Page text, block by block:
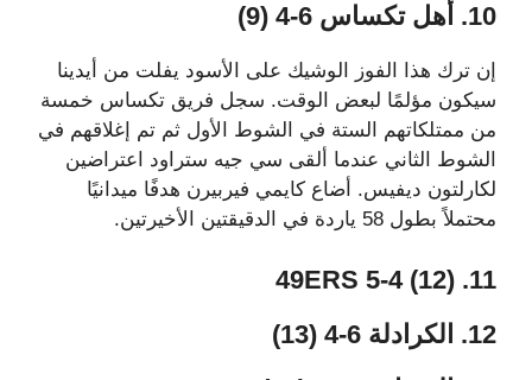
10. أهل تكساس 6-4 (9)
إن ترك هذا الفوز الوشيك على الأسود يفلت من أيدينا
سيكون مؤلمًا لبعض الوقت. سجل فريق تكساس خمسة
من ممتلكاتهم الستة في الشوط الأول ثم تم إغلاقهم في
الشوط الثاني عندما ألقى سي جيه ستراود اعتراضين
لكارلتون ديفيس. أضاع كايمي فيربيرن هدفًا ميدانيًا
محتملاً بطول 58 ياردة في الدقيقتين الأخيرتين.
11. 49ERS 5-4 (12)
12. الكرادلة 6-4 (13)